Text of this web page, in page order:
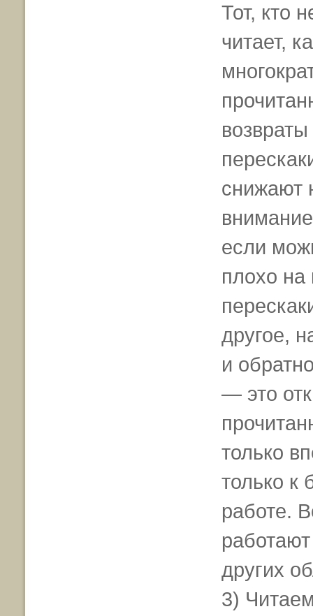
Тот, кто
читает,
снижают
если
плохо на
другое,
и
— это
только
только к
работе.
других
3)